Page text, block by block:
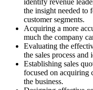
identify revenue
the insight needed to
customer segments.
Acquiring a more
much the company
Evaluating the
the sales process
Establishing sales
focused on acquiring
the business.